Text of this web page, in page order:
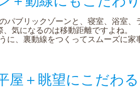
パブリックゾーンと、寝室、浴室
気になるのは移動距離ですよね。
に、裏動線をつくってスムーズに家
屋＋眺望にこだわる